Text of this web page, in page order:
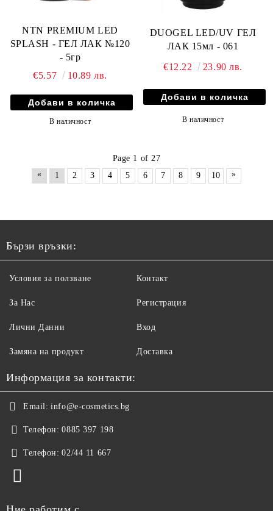
NTN PREMIUM LED
SPLASH - ГЕЛ ЛАК №120
- 5гр
€5.57
10.89 лв.
В наличност
DUOGEL LED/UV ГЕЛ
ЛАК 15мл - 061
€12.22 23.90 лв.
В наличност
Page 1 of 27
«
1 2 3 4 5 6 7 8 9 10 »
Бързи връзки:
Условия за ползване
За Нас
Лични Данни
Замяна на продукт
Контакт
Регистрация
Вход
Доставка
Информация за контакти:
Email: info@e-cosmetics.bg
Телефон: 0885 397 198
Телефон: 02/44 11 667